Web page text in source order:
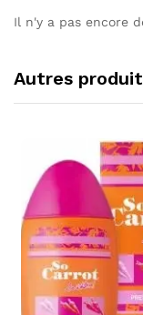
Il n'y a pas encore
Autres